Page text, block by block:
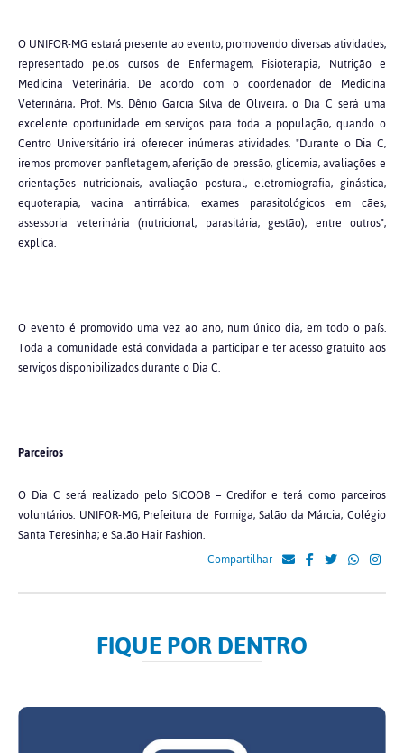
O UNIFOR-MG estará presente ao evento, promovendo diversas atividades,
representado pelos cursos de Enfermagem, Fisioterapia, Nutrição e
Medicina Veterinária. De acordo com o coordenador de Medicina
Veterinária, Prof. Ms. Dênio Garcia Silva de Oliveira, o Dia C será uma
excelente oportunidade em serviços para toda a população, quando o
Centro Universitário irá oferecer inúmeras atividades. "Durante o Dia C,
iremos promover panfletagem, aferição de pressão, glicemia, avaliações e
orientações nutricionais, avaliação postural, eletromiografia, ginástica,
equoterapia, vacina antirrábica, exames parasitológicos em cães,
assessoria veterinária (nutricional, parasitária, gestão), entre outros",
explica.
O evento é promovido uma vez ao ano, num único dia, em todo o país.
Toda a comunidade está convidada a participar e ter acesso gratuito aos
serviços disponibilizados durante o Dia C.
Parceiros
O Dia C será realizado pelo SICOOB – Credifor e terá como parceiros
voluntários: UNIFOR-MG; Prefeitura de Formiga; Salão da Márcia; Colégio
Santa Teresinha; e Salão Hair Fashion.
Compartilhar
FIQUE POR DENTRO